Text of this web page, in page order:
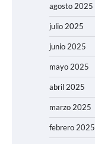
agosto 2025
julio 2025
junio 2025
mayo 2025
abril 2025
marzo 2025
febrero 2025